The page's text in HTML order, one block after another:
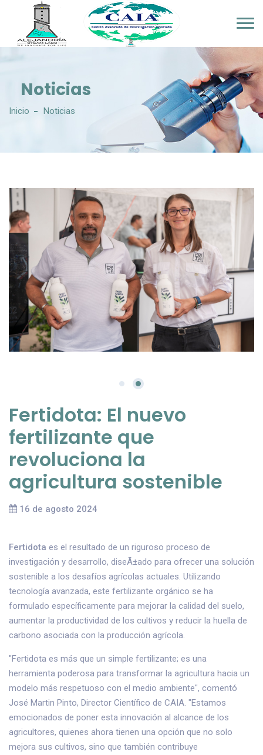
Noticias
Inicio Noticias
Fertidota: El nuevo
fertilizante que
revoluciona la
agricultura sostenible
16 de agosto 2024
Fertidota es el resultado de un riguroso proceso de
investigación y desarrollo, diseÃ±ado para ofrecer una solución
sostenible a los desafíos agrícolas actuales. Utilizando
tecnología avanzada, este fertilizante orgánico se ha
formulado específicamente para mejorar la calidad del suelo,
aumentar la productividad de los cultivos y reducir la huella de
carbono asociada con la producción agrícola.
"Fertidota es más que un simple fertilizante; es una
herramienta poderosa para transformar la agricultura hacia un
modelo más respetuoso con el medio ambiente", comentó
José Martin Pinto, Director Científico de CAIA. "Estamos
emocionados de poner esta innovación al alcance de los
agricultores, quienes ahora tienen una opción que no solo
mejora sus cultivos, sino que también contribuye